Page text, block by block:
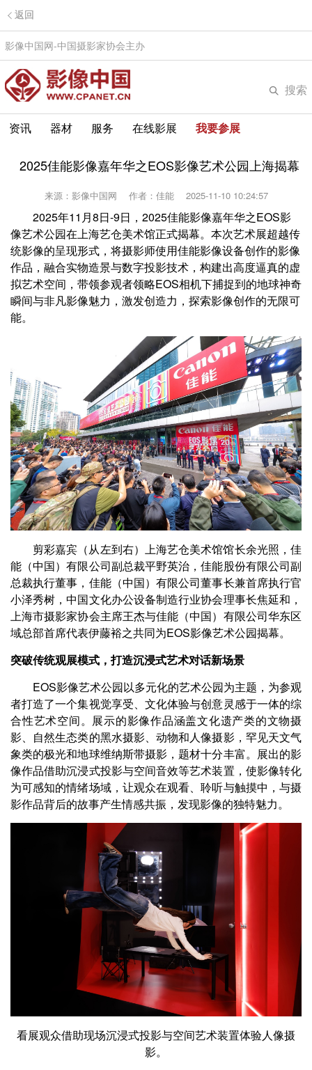
返回
影像中国网-中国摄影家协会主办
搜索
资讯 器材 服务 在线影展 我要参展
2025佳能影像嘉年华之EOS影像艺术公园上海揭幕
来源：影像中国网 作者：佳能 2025-11-10 10:24:57
2025年11月8日-9日，2025佳能影像嘉年华之EOS影
像艺术公园在上海艺仓美术馆正式揭幕。本次艺术展超越传
统影像的呈现形式，将摄影师使用佳能影像设备创作的影像
作品，融合实物造景与数字投影技术，构建出高度逼真的虚
拟艺术空间，带领参观者领略EOS相机下捕捉到的地球神奇
瞬间与非凡影像魅力，激发创造力，探索影像创作的无限可
能。
剪彩嘉宾（从左到右）上海艺仓美术馆馆长余光照，佳
能（中国）有限公司副总裁平野英治，佳能股份有限公司副
总裁执行董事，佳能（中国）有限公司董事长兼首席执行官
小泽秀树，中国文化办公设备制造行业协会理事长焦延和，
上海市摄影家协会主席王杰与佳能（中国）有限公司华东区
域总部首席代表伊藤裕之共同为EOS影像艺术公园揭幕。
突破传统观展模式，打造沉浸式艺术对话新场景
EOS影像艺术公园以多元化的艺术公园为主题，为参观
者打造了一个集视觉享受、文化体验与创意灵感于一体的综
合性艺术空间。展示的影像作品涵盖文化遗产类的文物摄
影、自然生态类的黑水摄影、动物和人像摄影，罕见天文气
象类的极光和地球维纳斯带摄影，题材十分丰富。展出的影
像作品借助沉浸式投影与空间音效等艺术装置，使影像转化
为可感知的情绪场域，让观众在观看、聆听与触摸中，与摄
影作品背后的故事产生情感共振，发现影像的独特魅力。
看展观众借助现场沉浸式投影与空间艺术装置体验人像摄
影。